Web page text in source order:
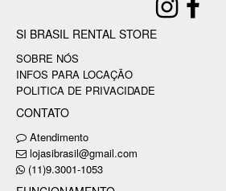
SI BRASIL RENTAL STORE
SOBRE NÓS
INFOS PARA LOCAÇÃO
POLITICA DE PRIVACIDADE
CONTATO
Atendimento
lojasibrasil@gmail.com
(11)9.3001-1053